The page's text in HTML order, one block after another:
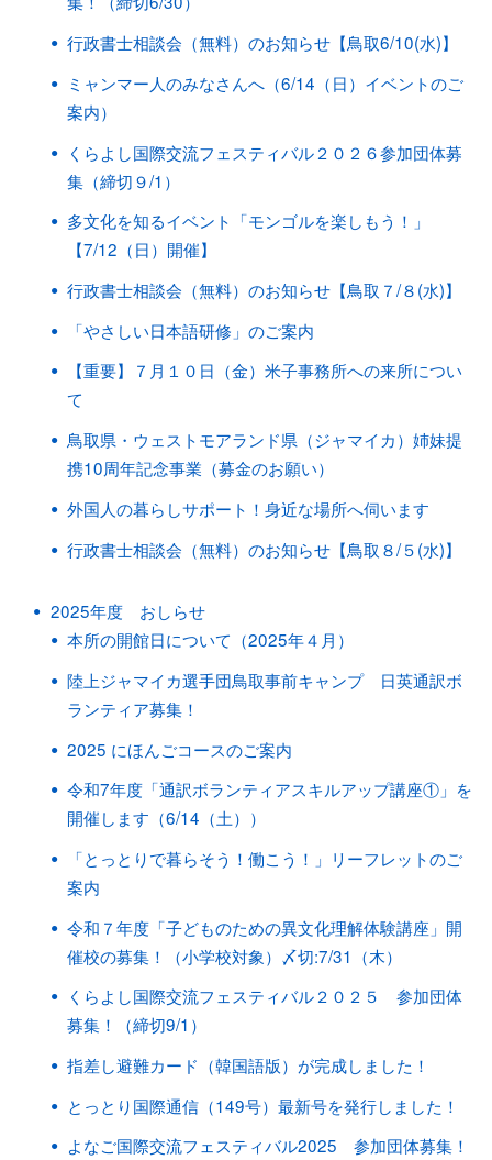
行政書士相談会（無料）のお知らせ【鳥取6/10(水)】
ミャンマー人のみなさんへ（6/14（日）イベントのご
案内）
くらよし国際交流フェスティバル２０２６参加団体募
集（締切９/1）
多文化を知るイベント「モンゴルを楽しもう！」
【7/12（日）開催】
行政書士相談会（無料）のお知らせ【鳥取７/８(水)】
「やさしい日本語研修」のご案内
【重要】７月１０日（金）米子事務所への来所につい
て
鳥取県・ウェストモアランド県（ジャマイカ）姉妹提
携10周年記念事業（募金のお願い）
外国人の暮らしサポート！身近な場所へ伺います
行政書士相談会（無料）のお知らせ【鳥取８/５(水)】
2025年度 おしらせ
本所の開館日について（2025年４月）
陸上ジャマイカ選手団鳥取事前キャンプ 日英通訳ボ
ランティア募集！
2025 にほんごコースのご案内
令和7年度「通訳ボランティアスキルアップ講座①」を
開催します（6/14（土））
「とっとりで暮らそう！働こう！」リーフレットのご
案内
令和７年度「子どものための異文化理解体験講座」開
催校の募集！（小学校対象）〆切:7/31（木）
くらよし国際交流フェスティバル２０２５ 参加団体
募集！（締切9/1）
指差し避難カード（韓国語版）が完成しました！
とっとり国際通信（149号）最新号を発行しました！
よなご国際交流フェスティバル2025 参加団体募集！